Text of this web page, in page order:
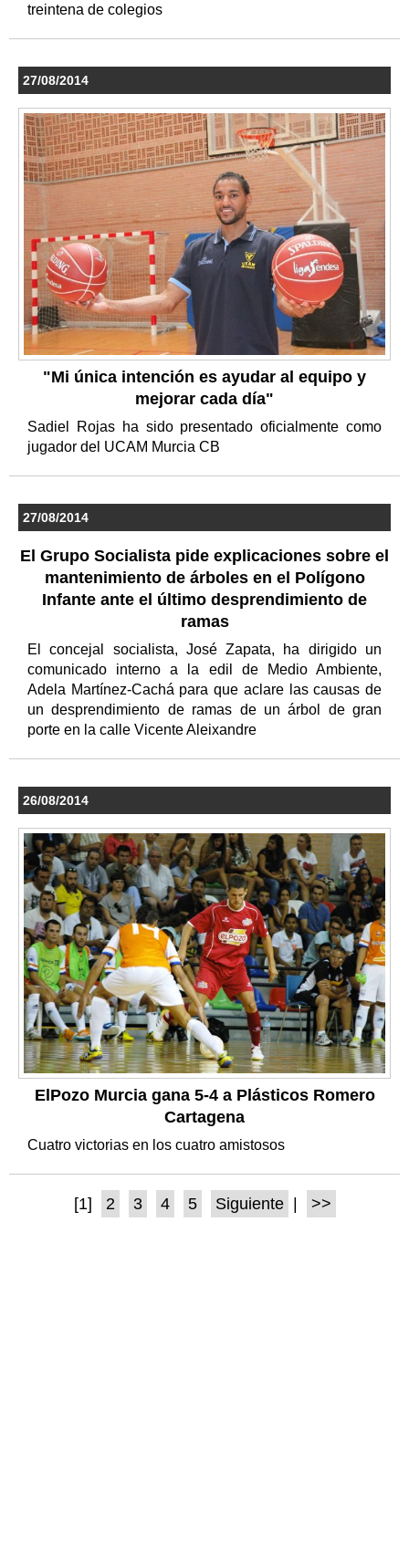
treintena de colegios
27/08/2014
"Mi única intención es ayudar al equipo y
mejorar cada día"
Sadiel Rojas ha sido presentado oficialmente como
jugador del UCAM Murcia CB
27/08/2014
El Grupo Socialista pide explicaciones sobre el
mantenimiento de árboles en el Polígono
Infante ante el último desprendimiento de
ramas
El concejal socialista, José Zapata, ha dirigido un
comunicado interno a la edil de Medio Ambiente,
Adela Martínez-Cachá para que aclare las causas de
un desprendimiento de ramas de un árbol de gran
porte en la calle Vicente Aleixandre
26/08/2014
ElPozo Murcia gana 5-4 a Plásticos Romero
Cartagena
Cuatro victorias en los cuatro amistosos
[1] 2 3 4 5 Siguiente >>